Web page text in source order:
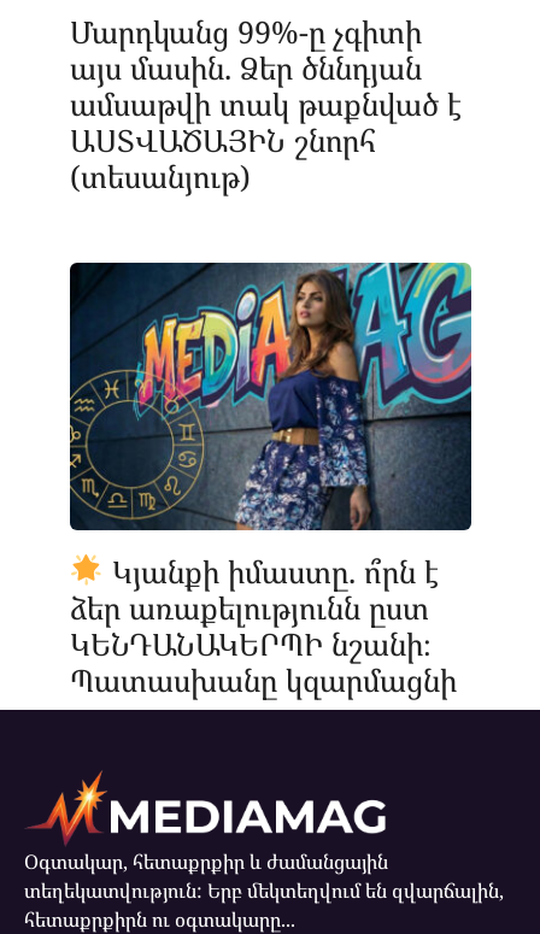
Մարդկանց 99%-ը չգիտի
այս մասին. Ձեր ծննդյան
ամսաթվի տակ թաքնված է
ԱՍՏՎԱԾԱՅԻՆ շնորհ
(տեսանյութ)
Կյանքի իմաստը. ո՞րն է
ձեր առաքելությունն ըստ
ԿԵՆԴԱՆԱԿԵՐՊԻ նշանի։
Պատասխանը կզարմացնի
Օգտակար, հետաքրքիր և ժամանցային
տեղեկատվություն: Երբ մեկտեղվում են զվարճալին,
հետաքրքիրն ու օգտակարը...